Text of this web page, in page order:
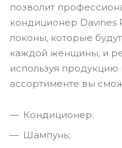
позволит
кондиционер Davines
локоны, которые
каждой женщины, и
используя продукцию
ассортименте вы
Кондиционер;
Шампунь;